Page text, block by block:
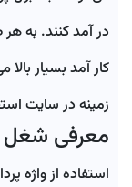
در آمد کنند. به
کار آمد بسیار
زمینه در سایت
معرفی شغل
استفاده از واژه